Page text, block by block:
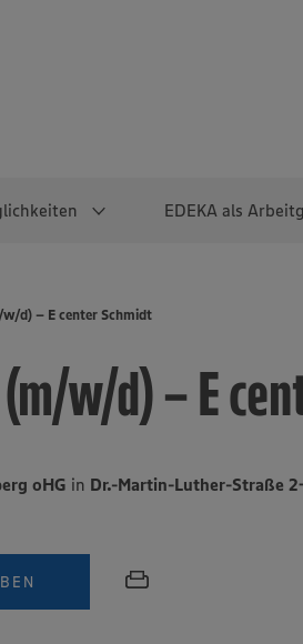
EDEKA als
Abschlussarbeiten
Werkstudierendentätigkeit
Lebensmittelproduktion
Lager & Logistik
d) – E center Schmidt
w/d) – E
oHG in Dr.-Martin-Luther-Straße